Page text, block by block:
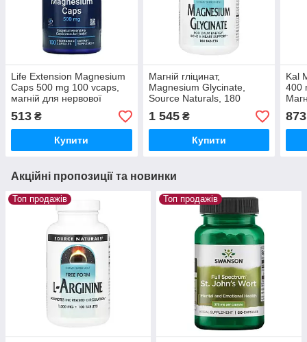
Life Extension Magnesium
Caps 500 mg 100 vcaps,
магній для нервової
системи, м'язів, серця
513 ₴
Купити
Магній гліцинат,
Magnesium Glycinate,
Source Naturals, 180
таблеток
1 545₴
Купити
Kal
400
B6
873
Акційні пропозиції та новинки
Топ продажів Топ продажів